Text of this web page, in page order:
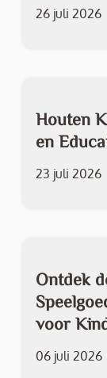
26 juli 2026
Houten
en
23 juli 2026
Ontdek
voor
06 juli 2026